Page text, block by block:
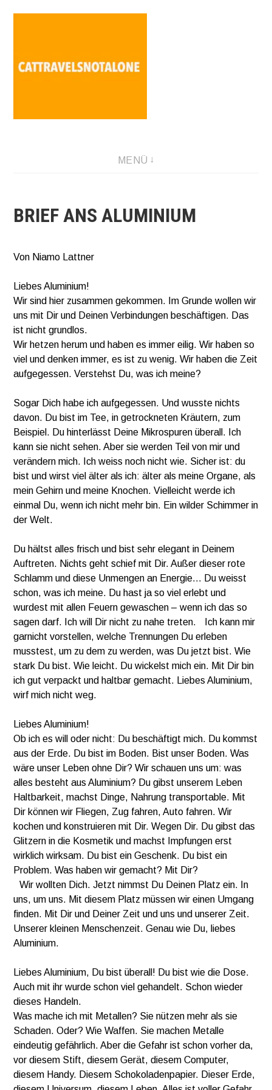
SABINA HOLZER performance-artist. writer. movement-
MENÜ
BRIEF ANS ALUMINIUM
Von Niamo Lattner
Liebes Aluminium!
Wir sind hier zusammen gekommen. Im Grunde wollen wir
uns mit Dir und Deinen Verbindungen beschäftigen. Das
ist nicht grundlos.
Wir hetzen herum und haben es immer eilig. Wir haben so
viel und denken immer, es ist zu wenig. Wir haben die Zeit
aufgegessen. Verstehst Du, was ich meine?
Sogar Dich habe ich aufgegessen. Und wusste nichts
davon. Du bist im Tee, in getrockneten Kräutern, zum
Beispiel. Du hinterlässt Deine Mikrospuren überall. Ich
kann sie nicht sehen. Aber sie werden Teil von mir und
verändern mich. Ich weiss noch nicht wie. Sicher ist: du
bist und wirst viel älter als ich: älter als meine Organe, als
mein Gehirn und meine Knochen. Vielleicht werde ich
einmal Du, wenn ich nicht mehr bin. Ein wilder Schimmer in
der Welt.
Du hältst alles frisch und bist sehr elegant in Deinem
Auftreten. Nichts geht schief mit Dir. Außer dieser rote
Schlamm und diese Unmengen an Energie… Du weisst
schon, was ich meine. Du hast ja so viel erlebt und
wurdest mit allen Feuern gewaschen – wenn ich das so
sagen darf. Ich will Dir nicht zu nahe treten. Ich kann mir
garnicht vorstellen, welche Trennungen Du erleben
musstest, um zu dem zu werden, was Du jetzt bist. Wie
stark Du bist. Wie leicht. Du wickelst mich ein. Mit Dir bin
ich gut verpackt und haltbar gemacht. Liebes Aluminium,
wirf mich nicht weg.
Liebes Aluminium!
Ob ich es will oder nicht: Du beschäftigt mich. Du kommst
aus der Erde. Du bist im Boden. Bist unser Boden. Was
wäre unser Leben ohne Dir? Wir schauen uns um: was
alles besteht aus Aluminium? Du gibst unserem Leben
Haltbarkeit, machst Dinge, Nahrung transportable. Mit
Dir können wir Fliegen, Zug fahren, Auto fahren. Wir
kochen und konstruieren mit Dir. Wegen Dir. Du gibst das
Glitzern in die Kosmetik und machst Impfungen erst
wirklich wirksam. Du bist ein Geschenk. Du bist ein
Problem. Was haben wir gemacht? Mit Dir?
Wir wollten Dich. Jetzt nimmst Du Deinen Platz ein. In
uns, um uns. Mit diesem Platz müssen wir einen Umgang
finden. Mit Dir und Deiner Zeit und uns und unserer Zeit.
Unserer kleinen Menschenzeit. Genau wie Du, liebes
Aluminium.
Liebes Aluminium, Du bist überall! Du bist wie die Dose.
Auch mit ihr wurde schon viel gehandelt. Schon wieder
dieses Handeln.
Was mache ich mit Metallen? Sie nützen mehr als sie
Schaden. Oder? Wie Waffen. Sie machen Metalle
eindeutig gefährlich. Aber die Gefahr ist schon vorher da,
vor diesem Stift, diesem Gerät, diesem Computer,
diesem Handy. Diesem Schokoladenpapier. Dieser Erde,